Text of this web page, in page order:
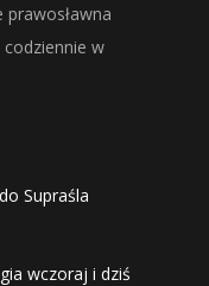
w
Supraśla
wczoraj i dziś